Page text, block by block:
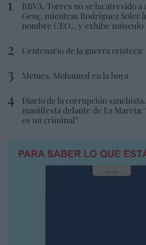
BBVA. Torres no se ha atrevido a
Genç, mientras Rodríguez Soler
nombre CEO... y exhibe músculo
Centenario de la guerra cristera:
Memes. Mohamed en la boya
Diario de la corrupción
manifiesta delante de La Mareta:
es un criminal”